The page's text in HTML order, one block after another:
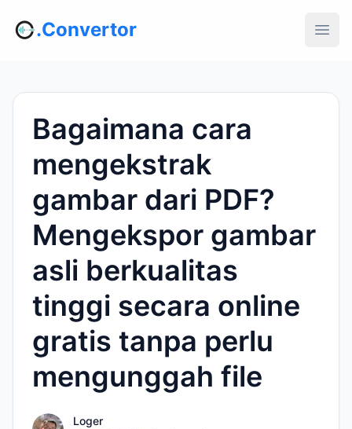
.Convertor
Bagaimana cara
mengekstrak
gambar dari PDF?
Mengekspor gambar
asli berkualitas
tinggi secara online
gratis tanpa perlu
mengunggah file
Loger